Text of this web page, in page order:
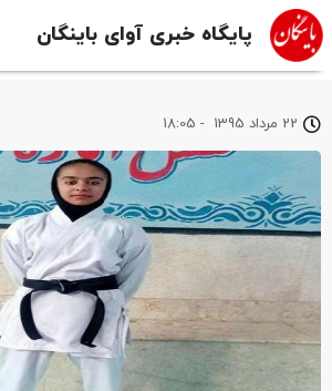
پایگاه خبری آوای باینگان
22 مرداد 1395 -
18:05